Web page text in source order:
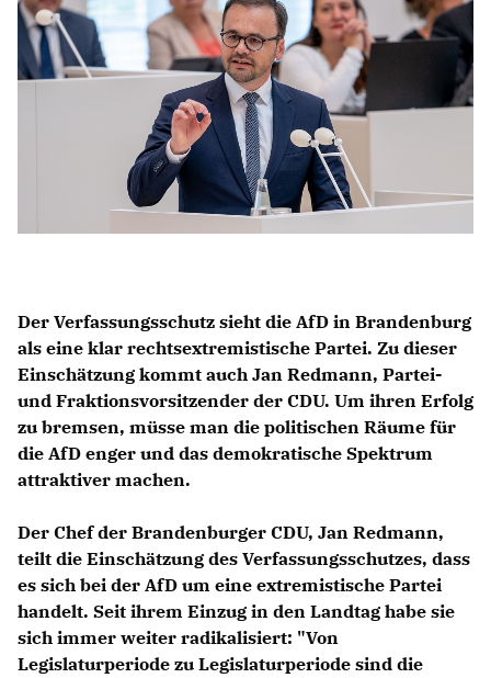
Kleine Anfragen
CDU Deutschland
CDU Fraktion im Brandenburger Landtag
CDU Brandenburg
CDU Potsdam
Der Verfassungsschutz sieht die AfD in Brandenburg
als eine klar rechtsextremistische Partei. Zu dieser
Einschätzung kommt auch Jan Redmann, Partei-
und Fraktionsvorsitzender der CDU. Um ihren Erfolg
zu bremsen, müsse man die politischen Räume für
die AfD enger und das demokratische Spektrum
attraktiver machen.
Der Chef der Brandenburger CDU, Jan Redmann,
teilt die Einschätzung des Verfassungsschutzes, dass
es sich bei der AfD um eine extremistische Partei
handelt. Seit ihrem Einzug in den Landtag habe sie
sich immer weiter radikalisiert: "Von
Legislaturperiode zu Legislaturperiode sind die